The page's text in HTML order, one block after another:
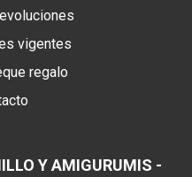
Y AMIGURUMIS -
vigentes
regalo